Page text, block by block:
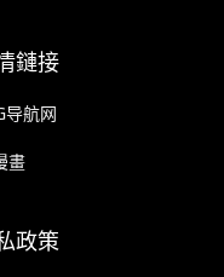
鏈接
导航网
畫
政策